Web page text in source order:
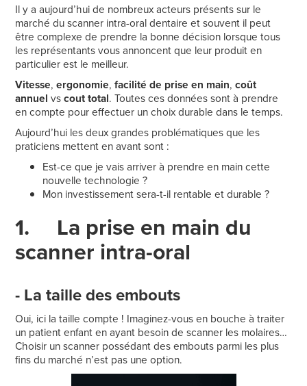
Il y a aujourd’hui de nombreux acteurs présents sur le
marché du scanner intra-oral dentaire et souvent il peut
être complexe de prendre la bonne décision lorsque tous
les représentants vous annoncent que leur produit en
particulier est le meilleur.
Vitesse,ergonomie,facilité de prise en main,coût
annuelvscout total. Toutes ces données sont à prendre
en compte pour effectuer un choix durable dans le temps.
Aujourd’hui les deux grandes problématiques que les
praticiens mettent en avant sont :
Est-ce que je vais arriver à prendre en main cette
nouvelle technologie ?
Mon investissement sera-t-il rentable et durable ?
1. La prise en main du
scanner intra-oral
- La taille des embouts
Oui, ici la taille compte ! Imaginez-vous en bouche à traiter
un patient enfant en ayant besoin de scanner les molaires…
Choisir un scanner possédant des embouts parmi les plus
fins du marché n’est pas une option.